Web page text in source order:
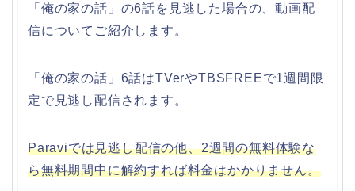
「俺の家の話」の6話を見逃した場合の、動画配
信についてご紹介します。
「俺の家の話」6話はTVerやTBSFREEで1週間限
定で見逃し配信されます。
Paraviでは見逃し配信の他、2週間の無料体験な
ら無料期間中に解約すれば料金はかかりません。